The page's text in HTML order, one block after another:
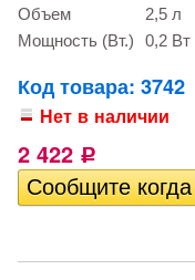
Объем
2,5 л
Мощность (Вт.)
0,2 Вт
Код товара: 3742
Нет в наличии
2 422 Р